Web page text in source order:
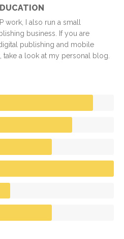
work, I also run a small
business. If you are
publishing and mobile
take a look at my personal blog.